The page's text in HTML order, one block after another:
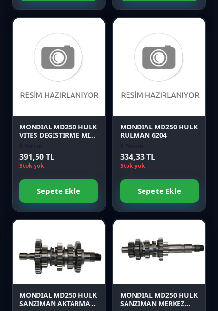
Favori
Karşılaştır
MONDIAL MD250 HULK
VITES DEGISTIRME MILI
391,50 TL
Stok yok
Sepete Ekle
Favori
Karşılaştır
MONDIAL MD250 HULK
RULMAN 6204
334,33 TL
Stok yok
Sepete Ekle
Favori
Karşılaştır
MONDIAL MD250 HULK
SANZIMAN AKTARMA
Favori
Karşılaştır
MONDIAL MD250 HULK
SANZIMAN MERKEZ